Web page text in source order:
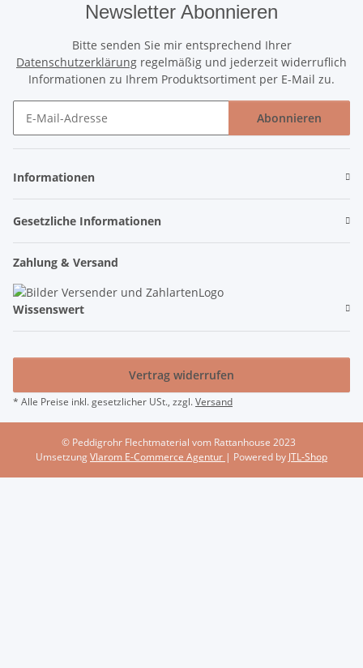
Newsletter Abonnieren
Bitte senden Sie mir entsprechend Ihrer
Datenschutzerklärung regelmäßig und jederzeit widerruflich
Informationen zu Ihrem Produktsortiment per E-Mail zu.
Abonnieren
Informationen
Gesetzliche Informationen
Zahlung & Versand
Wissenswert
Vertrag widerrufen
* Alle Preise inkl. gesetzlicher USt., zzgl.Versand
© Peddigrohr Flechtmaterial vom Rattanhouse 2023
UmsetzungVlarom E-Commerce Agentur | Powered by JTL-Shop